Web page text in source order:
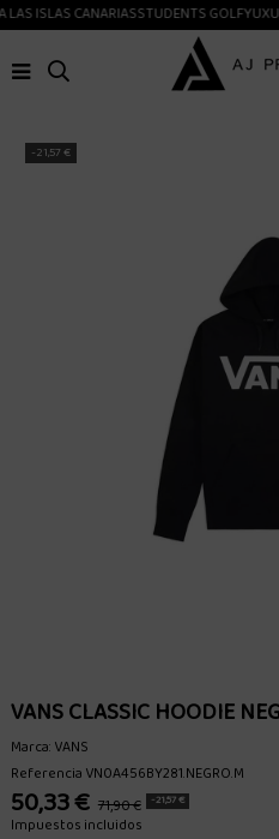
ISLAS CANARIASSTUDENTS GOLF
-21,57 €
VANS CLASSIC HOODIE
Marca:VANS
ReferenciaVN0A456BY281.NEGRO.M
50,33 € 71,90 € -21,57 €
Impuestos incluidos